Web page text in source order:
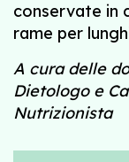
conservate in
rame per
A cura delle
Dietologo e
Nutrizionista